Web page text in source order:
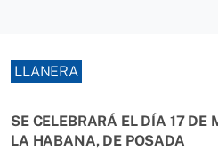
LLANERA
SE CELEBRARÁ EL DÍA 17 DE
LA HABANA, DE POSADA